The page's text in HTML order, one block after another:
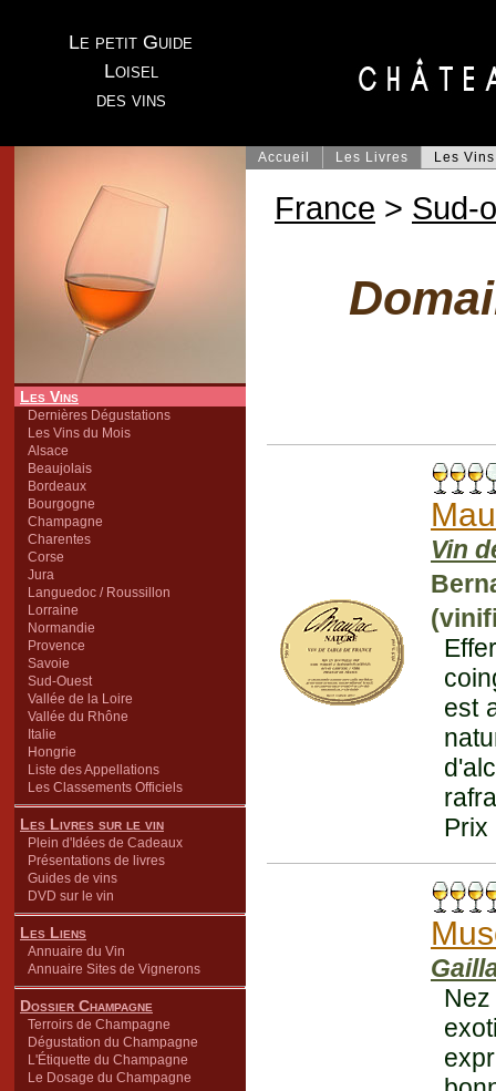
Le petit Guide
Loisel
des vins
Les Vins
Dernières Dégustations
Les Vins du Mois
Alsace
Beaujolais
Bordeaux
Bourgogne
Champagne
Charentes
Corse
Jura
Languedoc / Roussillon
Lorraine
Normandie
Provence
Savoie
Sud-Ouest
Vallée de la Loire
Vallée du Rhône
Italie
Hongrie
Liste des Appellations
Les Classements Officiels
Les Livres sur le vin
Plein d'Idées de Cadeaux
Présentations de livres
Guides de vins
DVD sur le vin
Les Liens
Annuaire du Vin
Annuaire Sites de Vignerons
Dossier Champagne
Terroirs de Champagne
Dégustation du Champagne
L'Étiquette du Champagne
Le Dosage du Champagne
Accueil Les Livres Les Vins
France > Sud-
Vin
est